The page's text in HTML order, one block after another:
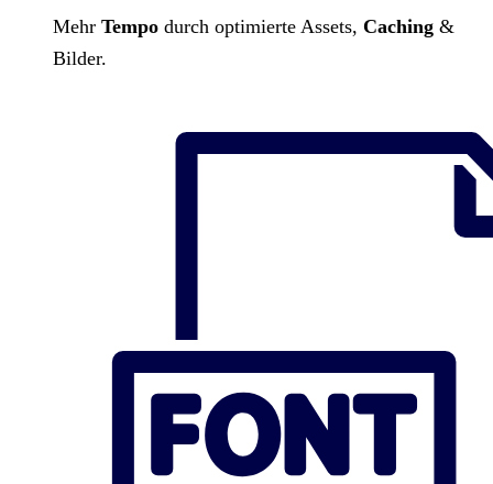
Mehr Tempo durch optimierte Assets, Caching &
Bilder.